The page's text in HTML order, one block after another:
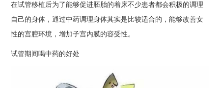
在试管移植后为了能够促进胚胎的着床不少患者都会积极的调理
自己的身体，通过中药调理身体其实是比较适合的，能够改善女
性的宫腔环境，增加子宫内膜的容受性。
试管期间喝中药的好处